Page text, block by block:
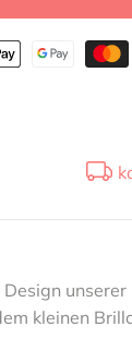
unserer
kleinen